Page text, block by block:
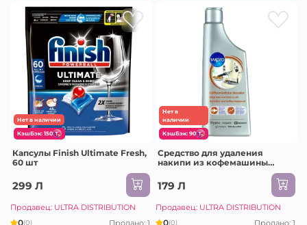
Нет в наличии
КэшБэк: 150
Капсулы Finish Ultimate Fresh,
60 шт
299 Л
Продавец: ULTRA DISTRIBUTION
0(0) Продано: 1
Нет в
наличии
КэшБэк: 90
Средство для удаления
накипи из кофемашины
179 Л
Продавец: ULTRA DISTRIBUTION
0(0) Продано: 1